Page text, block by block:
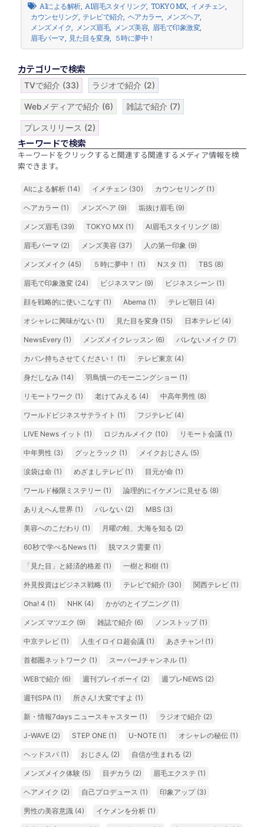
AIによる解析, AI眉毛スタイリング, TOKYO MX, イメチェン
カウンセリング, テレビで紹介, ヘアカラー メンズヘア
メンズメイク
メンズ眉毛, メンズ美容, 眉毛で印象激変,
眉毛パーマ
見た目を変身, ５時に夢中！
カテゴリーで検索
TVで紹介 (33) ラジオで紹介 (2)
Webメディアで紹介 (6) 雑誌で紹介 (7)
プレスリリース (2)
キーワードで検索
キーワードをクリックすると関連する関連するメディア情報を検
索できます。
AIによる解析 (14) イメチェン (30) カウンセリング (1)
ヘアカラー (1) メンズヘア (9) 垢抜け眉毛 (9)
メンズ眉毛 (39) TOKYO MX (1) AI眉毛スタイリング (8)
眉毛パーマ (2) メンズ美容 (37) 人の第一印象 (9)
メンズメイク (45) ５時に夢中！ (1) Nスタ (1) TBS (8)
眉毛で印象激変 (24) ビジネスマン (9) ビジネスシーン (1)
顔を戦略的に使いこなす (1) Abema (1) テレビ朝日 (4)
オシャレに興味がない (1) 見た目を変身 (15) 日本テレビ (4)
NewsEvery (1) メンズメイクレッスン (6) バレないメイク (7)
カバン持ちさせてください！ (1) テレビ東京 (4)
身だしなみ (14) 羽鳥慎一のモーニングショー (1)
リモートワーク (1) 老けてみえる (4) 中高年男性 (8)
ワールドビジネスサテライト (1) フジテレビ (4)
LIVE News イット (1) ロジカルメイク (10) リモート会議 (1)
中年男性 (3) グッとラック (1) メイクおじさん (5)
涙袋は命 (1) めざましテレビ (1) 目元が命 (1)
ワールド極限ミステリー (1) 論理的にイケメンに見せる (8)
ありえへん世界 (1) バレない (2) MBS (3)
美容へのこだわり (1) 月曜の蛙、大海を知る (2)
60秒で学べるNews (1) 脱マスク需要 (1)
「見た目」と経済的格差 (1) 一樹と和樹 (1)
外見投資はビジネス戦略 (1) テレビで紹介 (30) 関西テレビ (1)
Oha! 4 (1) NHK (4) かがのとイブニング (1)
メンズ マツエク (9) 雑誌で紹介 (6) ノンストップ (1)
中京テレビ (1) 人生イロイロ超会議 (1) あさチャン! (1)
首都圏ネットワーク (1) スーパーJチャンネル (1)
WEBで紹介 (6) 週刊プレイボーイ (2) 週プレNEWS (2)
週刊SPA (1) 所さん! 大変ですよ (1)
新・情報7days ニュースキャスター (1) ラジオで紹介 (2)
J-WAVE (2) STEP ONE (1) U-NOTE (1) オシャレの秘伝 (1)
ヘッドスパ (1) おじさん (2) 自信が生まれる (2)
メンズメイク体験 (5) 目ヂカラ (2) 眉毛エクステ (1)
ヘアメイク (2) 自己プロデュース (1) 印象アップ (3)
男性の美容意識 (4) イケメンを分析 (1)